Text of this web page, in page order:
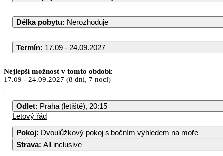
Délka pobytu: Nerozhoduje
Termín: 17.09 - 24.09.2027
Nejlepší možnost v tomto období:
17.09 - 24.09.2027 (8 dní, 7 nocí)
Odlet: Praha (letiště), 20:15
Letový řád
Pokoj: Dvoulůžkový pokoj s bočním výhledem na moře
Strava: All inclusive